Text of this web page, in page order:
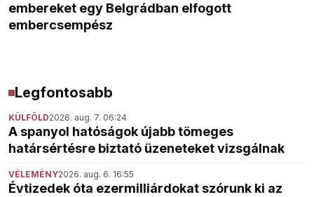
embereket egy Belgrádban elfogott
embercsempész
Legfontosabb
KÜLFÖLD2026. aug. 7. 06:24
A spanyol hatóságok újabb tömeges
határsértésre biztató üzeneteket vizsgálnak
VÉLEMÉNY2026. aug. 6. 16:55
Évtizedek óta ezermilliárdokat szórunk ki az